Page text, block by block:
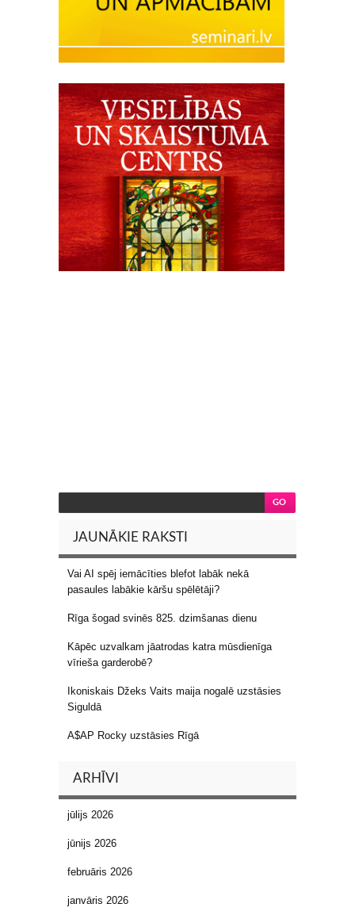
JAUNĀKIE RAKSTI
Vai AI spēj iemācīties blefot labāk nekā
pasaules labākie kāršu spēlētāji?
Rīga šogad svinēs 825. dzimšanas dienu
Kāpēc uzvalkam jāatrodas katra mūsdienīga
vīrieša garderobē?
Ikoniskais Džeks Vaits maija nogalē uzstāsies
Siguldā
A$AP Rocky uzstāsies Rīgā
ARHĪVI
jūlijs 2026
jūnijs 2026
februāris 2026
janvāris 2026